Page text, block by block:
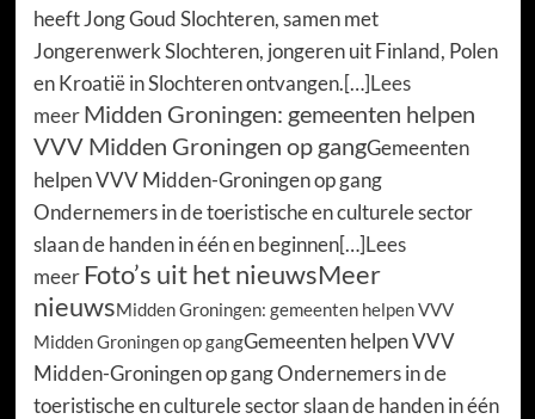
heeft Jong Goud Slochteren, samen met
Jongerenwerk Slochteren, jongeren uit Finland, Polen
en Kroatië in Slochteren ontvangen.[…]Lees
meer Midden Groningen: gemeenten helpen
VVV Midden Groningen op gangGemeenten
helpen VVV Midden-Groningen op gang
Ondernemers in de toeristische en culturele sector
slaan de handen in één en beginnen[…]Lees
meer Foto’s uit het nieuwsMeer
nieuwsMidden Groningen: gemeenten helpen VVV
Midden Groningen op gangGemeenten helpen VVV
Midden-Groningen op gang Ondernemers in de
toeristische en culturele sector slaan de handen in één